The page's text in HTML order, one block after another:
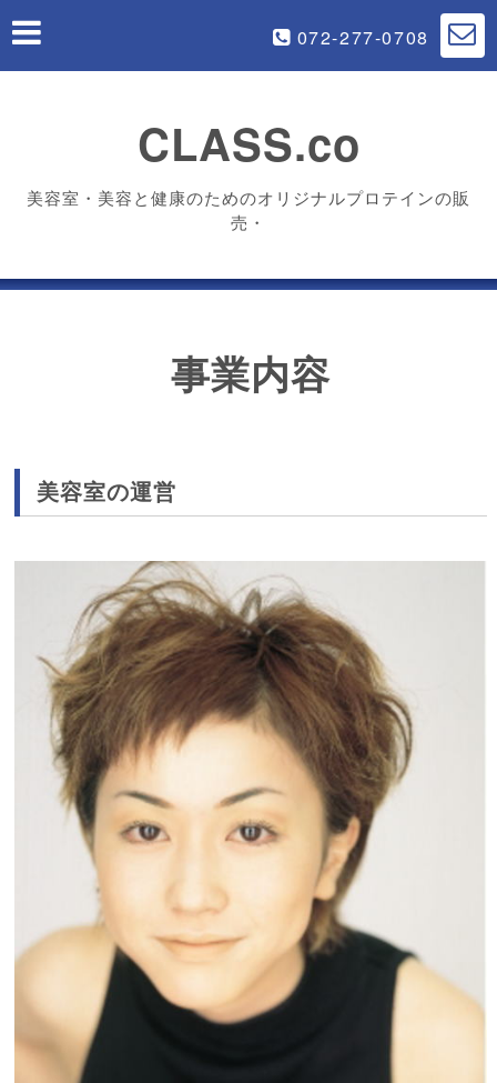
072-277-0708
CLASS.co
美容室・美容と健康のためのオリジナルプロテインの販
売・
事業内容
美容室の運営